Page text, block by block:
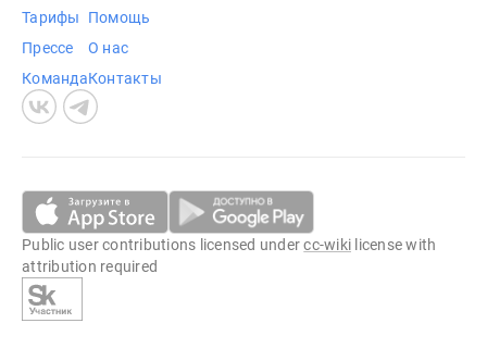
Тарифы
Прессе
Команда
Помощь
О нас
Контакты
Public user contributions licensed undercc-wiki license with
attribution required